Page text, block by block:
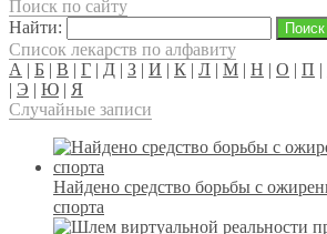
Поиск по сайту
Найти:
Список лекарств по алфавиту
А | Б | В | Г | Д | З | И | К | Л | М | Н | О | П |
| Э | Ю | Я
Случайные записи
Найдено средство борьбы с
спорта